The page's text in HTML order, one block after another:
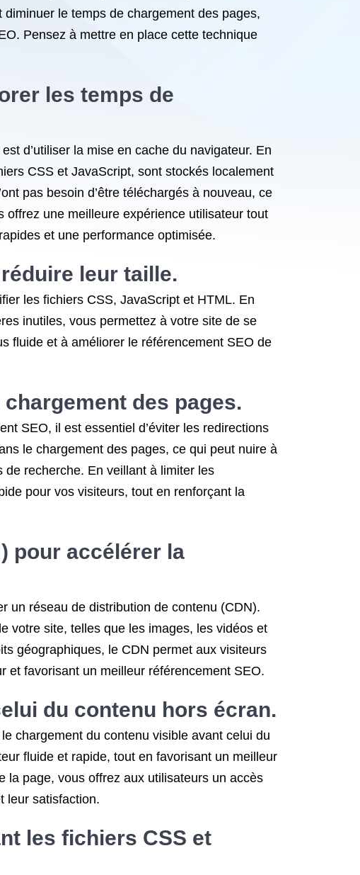
le temps de chargement des pages,
Pensez à mettre en place cette technique
les temps de
d’utiliser la mise en cache du navigateur. En
CSS et JavaScript, sont stockés localement
pas besoin d’être téléchargés à nouveau, ce
une meilleure expérience utilisateur tout
et une performance optimisée.
leur taille.
les fichiers CSS, JavaScript et HTML. En
inutiles, vous permettez à votre site de se
fluide et à améliorer le référencement SEO de
des pages.
SEO, il est essentiel d’éviter les redirections
le chargement des pages, ce qui peut nuire à
de recherche. En veillant à limiter les
pour vos visiteurs, tout en renforçant la
pour accélérer la
un réseau de distribution de contenu (CDN).
votre site, telles que les images, les vidéos et
géographiques, le CDN permet aux visiteurs
et favorisant un meilleur référencement SEO.
du contenu hors écran.
chargement du contenu visible avant celui du
fluide et rapide, tout en favorisant un meilleur
la page, vous offrez aux utilisateurs un accès
leur satisfaction.
les fichiers CSS et